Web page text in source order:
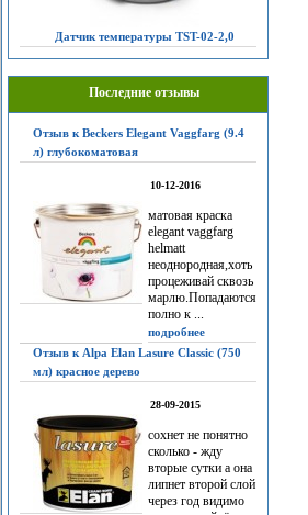
Датчик температуры TST-02-2,0
Последние отзывы
Отзыв к Beckers Elegant Vaggfarg (9.4
л) глубокоматовая
10-12-2016
матовая краска
elegant vaggfarg
helmatt
неоднородная,хоть
процеживай сквозь
марлю.Попадаются
полно к ...
подробнее
Отзыв к Alpa Elan Lasure Classic (750
мл) красное дерево
28-09-2015
сохнет не понятно
сколько - жду
вторые сутки а она
липнет второй слой
через год видимо